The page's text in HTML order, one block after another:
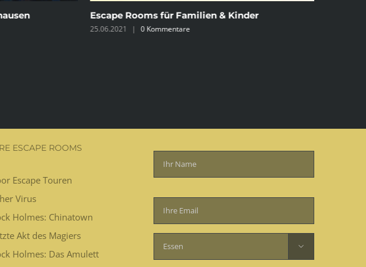
Escape Rooms für Familien & Kinder
25.06.2021 | 0 Kommentare
ESCAPE ROOMS
Escape Touren
Virus
Holmes: Chinatown
Akt des Magiers
Holmes: Das Amulett
lasse
dieses
Feld
leer.
